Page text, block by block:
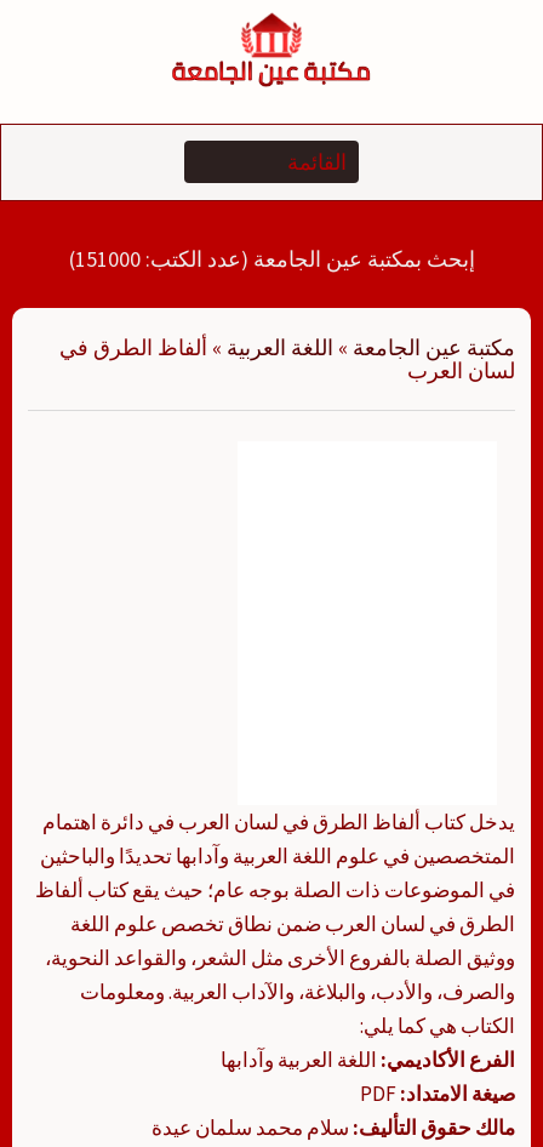
إبحث بمكتبة عين الجامعة (عدد الكتب: 151000)
مكتبة عين الجامعة » اللغة العربية » ألفاظ الطرق في
لسان العرب
يدخل كتاب ألفاظ الطرق في لسان العرب في دائرة اهتمام
المتخصصين في علوم اللغة العربية وآدابها تحديدًا والباحثين
في الموضوعات ذات الصلة بوجه عام؛ حيث يقع كتاب ألفاظ
الطرق في لسان العرب ضمن نطاق تخصص علوم اللغة
ووثيق الصلة بالفروع الأخرى مثل الشعر، والقواعد النحوية،
والصرف، والأدب، والبلاغة، والآداب العربية. ومعلومات
الكتاب هي كما يلي:
الفرع الأكاديمي: اللغة العربية وآدابها
صيغة الامتداد:
مالك حقوق التأليف: سلام محمد سلمان عيدة